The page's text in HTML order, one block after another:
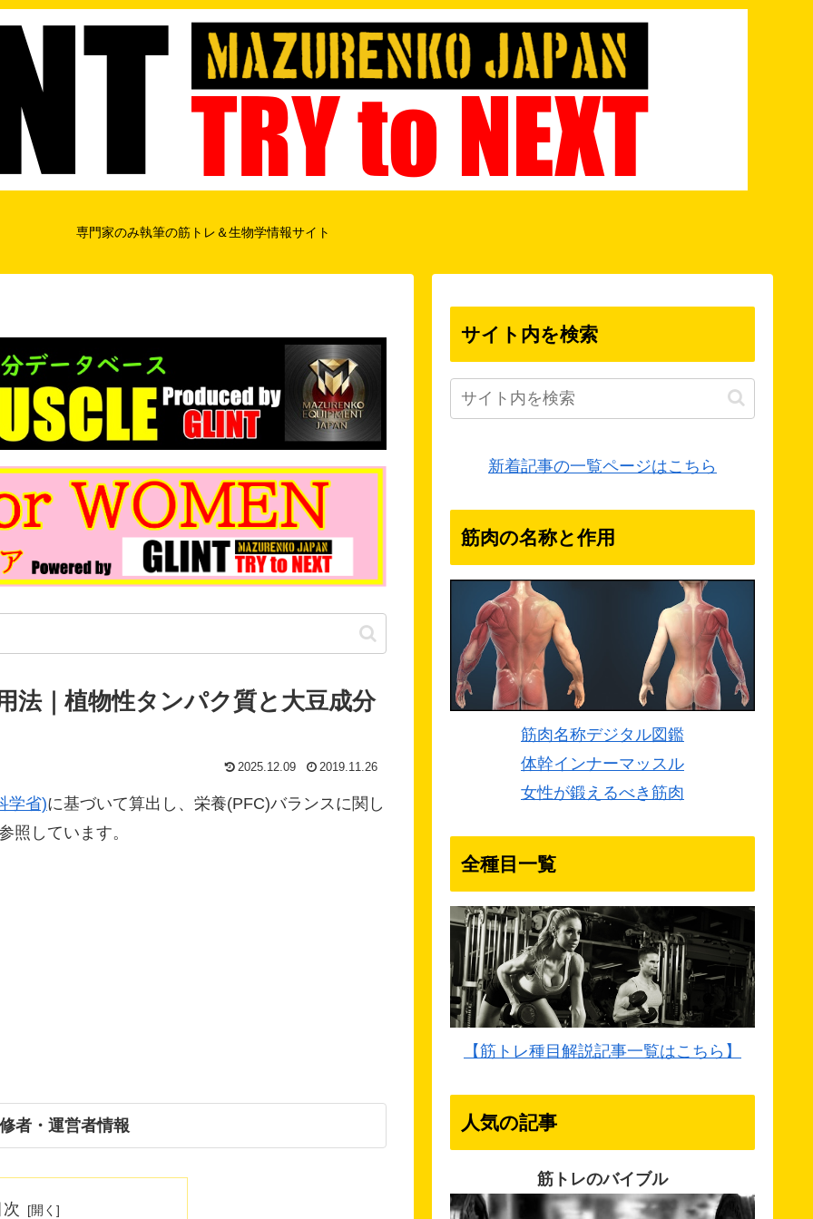
専門家のみ執筆の筋トレ＆生物学情報サイト
法｜植物性タンパク質と大豆成分
2025.12.09 2019.11.26
学省)に基づいて算出し、栄養(PFC)バランスに関し
照しています。
者・運営者情報
サイト内を検索
新着記事の一覧ページはこちら
筋肉の名称と作用
筋肉名称デジタル図鑑
体幹インナーマッスル
女性が鍛えるべき筋肉
全種目一覧
【筋トレ種目解説記事一覧はこちら】
人気の記事
筋トレのバイブル